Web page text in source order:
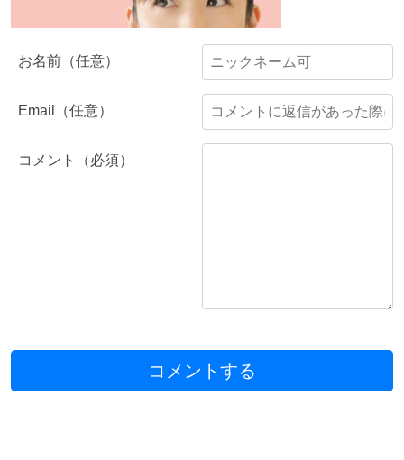
コメント（必須）
お名前（任意）
Email（任意）